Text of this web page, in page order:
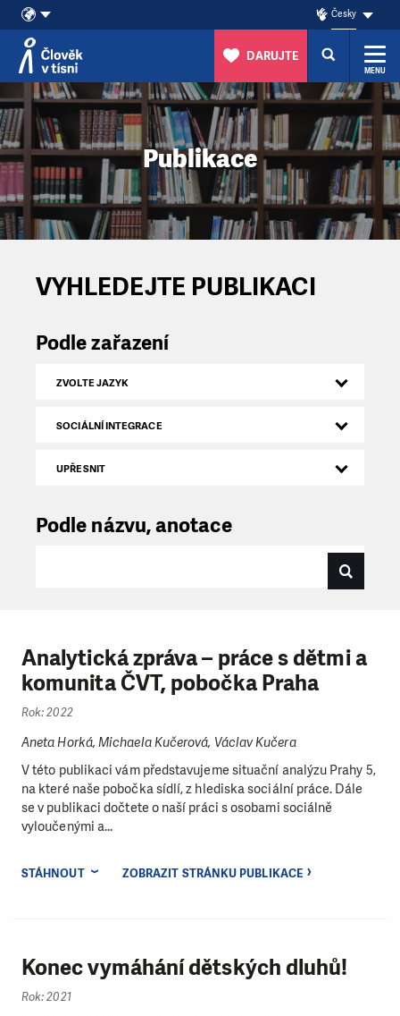
Přeskočit na obsah
Česky
DARUJTE
MENU
Publikace
VYHLEDEJTE PUBLIKACI
Podle zařazení
ZVOLTE JAZYK
SOCIÁLNÍ INTEGRACE
UPŘESNIT
Podle názvu, anotace
Analytická zpráva – práce s dětmi a
komunita ČVT, pobočka Praha
Rok: 2022
Aneta Horká, Michaela Kučerová, Václav Kučera
V této publikaci vám představujeme situační analýzu Prahy 5,
na které naše pobočka sídlí, z hlediska sociální práce. Dále
se v publikaci dočtete o naší práci s osobami sociálně
vyloučenými a...
STÁHNOUT ZOBRAZIT STRÁNKU PUBLIKACE
Konec vymáhání dětských dluhů!
Rok: 2021